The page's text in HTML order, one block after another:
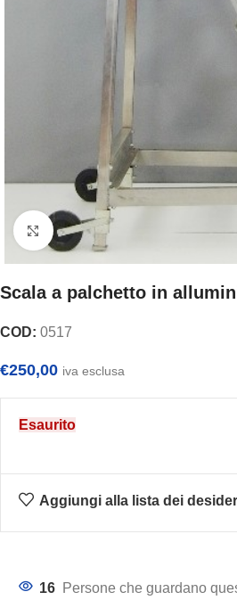
Clicca per ingrandire
Scala a palchetto in
COD: 0517
€250,00 iva esclusa
Esaurito
Aggiungi alla lista dei
16 Persone che guardano